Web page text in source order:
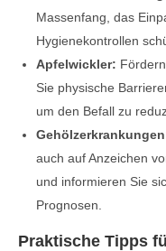
Massenfang, das
Hygienekontrollen
Apfelwickler:
Sie physische
um den Befall zu
auch auf Anzeichen
und informieren Sie
Prognosen.
Praktische Tipps